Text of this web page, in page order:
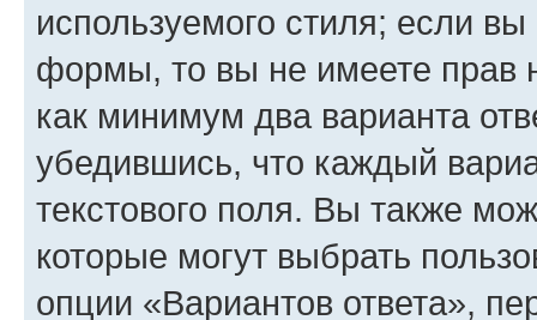
используемого стиля; если
формы, то вы не имеете прав
как минимум два варианта
убедившись, что каждый
текстового поля. Вы также
которые могут выбрать
опции «Вариантов ответа»,